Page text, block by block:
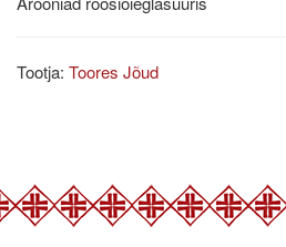
Tootja: Toores Jõud